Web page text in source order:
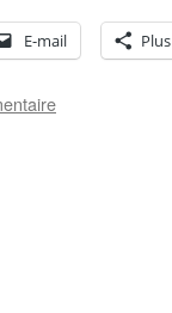
E-mail Plus